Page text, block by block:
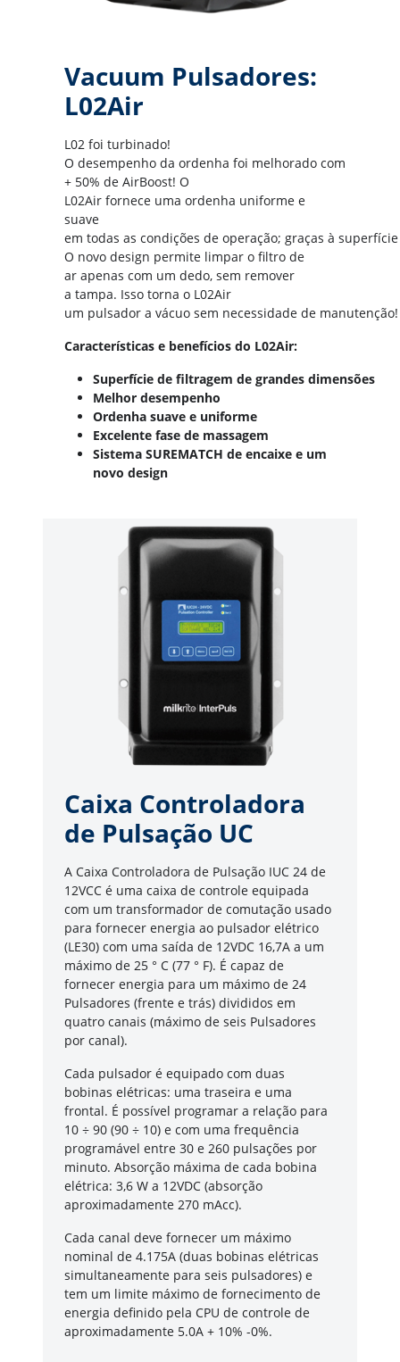
Vacuum Pulsadores:
L02Air
L02 foi turbinado!
O desempenho da ordenha foi melhorado com
+ 50% de AirBoost! O
L02Air fornece uma ordenha uniforme e
suave
em todas as condições de operação; graças à
O novo design permite limpar o filtro de
ar apenas com um dedo, sem remover
a tampa. Isso torna o L02Air
um pulsador a vácuo sem necessidade de manutenção!
Características e benefícios do L02Air:
Superfície de filtragem de grandes dimensões
Melhor desempenho
Ordenha suave e uniforme
Excelente fase de massagem
Sistema SUREMATCH de encaixe e um
novo design
Caixa Controladora
de Pulsação UC
A Caixa Controladora de Pulsação IUC 24 de
12VCC é uma caixa de controle equipada
com um transformador de comutação usado
para fornecer energia ao pulsador elétrico
(LE30) com uma saída de 12VDC 16,7A a um
máximo de 25 ° C (77 ° F). É capaz de
fornecer energia para um máximo de 24
Pulsadores (frente e trás) divididos em
quatro canais (máximo de seis Pulsadores
por canal).
Cada pulsador é equipado com duas
bobinas elétricas: uma traseira e uma
frontal. É possível programar a relação para
10 ÷ 90 (90 ÷ 10) e com uma frequência
programável entre 30 e 260 pulsações por
minuto. Absorção máxima de cada bobina
elétrica: 3,6 W a 12VDC (absorção
aproximadamente 270 mAcc).
Cada canal deve fornecer um máximo
nominal de 4.175A (duas bobinas elétricas
simultaneamente para seis pulsadores) e
tem um limite máximo de fornecimento de
energia definido pela CPU de controle de
aproximadamente 5.0A + 10% -0%.